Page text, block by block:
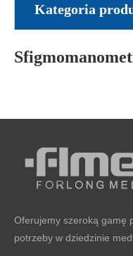
Kategoria
Oferujemy szeroką gamę
potrzeby w dziedzinie